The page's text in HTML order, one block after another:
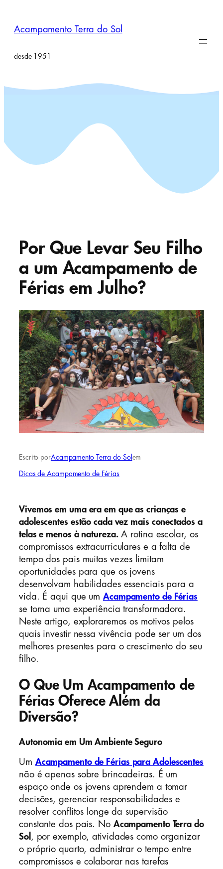
Acampamento Terra do Sol
desde 1951
Por Que Levar Seu Filho
a um Acampamento de
Férias em Julho?
Escrito porAcampamento Terra do Sol em
Dicas de Acampamento de Férias
Vivemos em uma era em que as crianças e
adolescentes estão cada vez mais conectados a
telas e menos à natureza.A rotina escolar, os
compromissos extracurriculares e a falta de
tempo dos pais muitas vezes limitam
oportunidades para que os jovens
desenvolvam habilidades essenciais para a
vida. É aqui que um Acampamento de Férias
se torna uma experiência transformadora.
Neste artigo, exploraremos os motivos pelos
quais investir nessa vivência pode ser um dos
melhores presentes para o crescimento do seu
filho.
O Que Um Acampamento de
Férias Oferece Além da
Diversão?
Autonomia em Um Ambiente Seguro
Um Acampamento de Férias para Adolescentes
não é apenas sobre brincadeiras. É um
espaço onde os jovens aprendem a tomar
decisões, gerenciar responsabilidades e
resolver conflitos longe da supervisão
constante dos pais. No Acampamento Terra do
Sol , por exemplo, atividades como organizar
o próprio quarto, administrar o tempo entre
compromissos e colaborar nas tarefas